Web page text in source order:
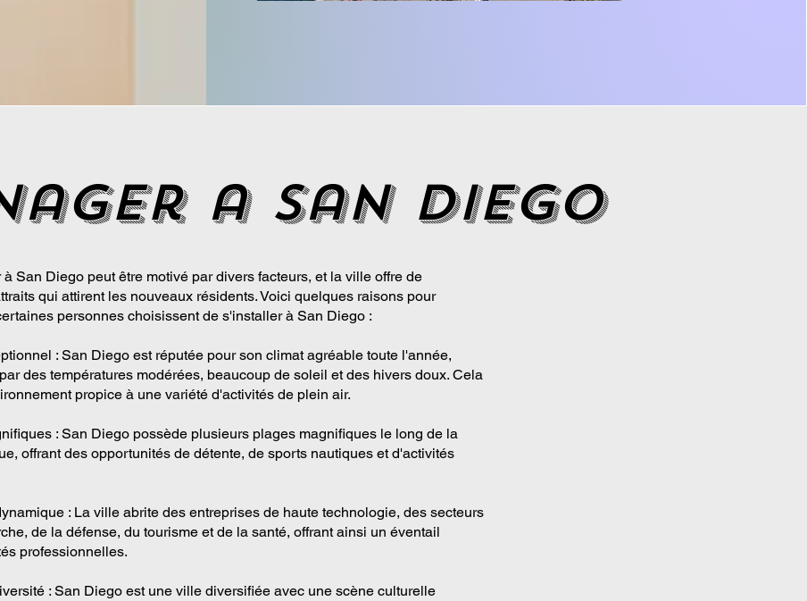
a San Diego
à San Diego peut être motivé par divers facteurs, et la ville offre de
qui attirent les nouveaux résidents. Voici quelques raisons pour
personnes choisissent de s'installer à San Diego :
: San Diego est réputée pour son climat agréable toute l'année,
des températures modérées, beaucoup de soleil et des hivers doux. Cela
propice à une variété d'activités de plein air.
: San Diego possède plusieurs plages magnifiques le long de la
offrant des opportunités de détente, de sports nautiques et d'activités
: La ville abrite des entreprises de haute technologie, des secteurs
de la défense, du tourisme et de la santé, offrant ainsi un éventail
professionnelles.
: San Diego est une ville diversifiée avec une scène culturelle